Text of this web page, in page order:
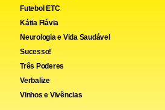
Futebol ETC
Kátia Flávia
Neurologia e Vida Saudável
Sucesso!
Três Poderes
Verbalize
Vinhos e Vivências